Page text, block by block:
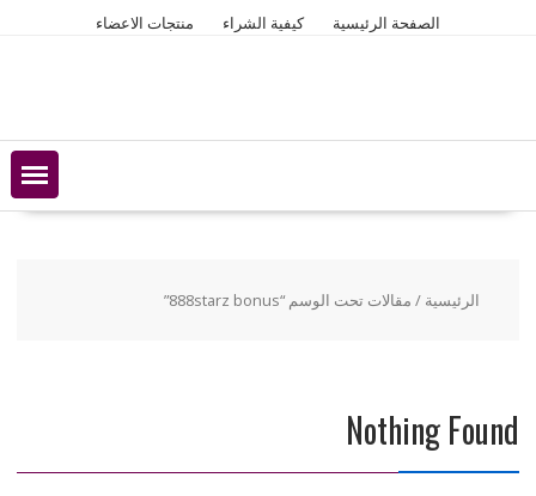
الصفحة الرئيسية كيفية الشراء منتجات الاعضاء
الرئيسية / مقالات تحت الوسم “888starz bonus”
Nothing Found